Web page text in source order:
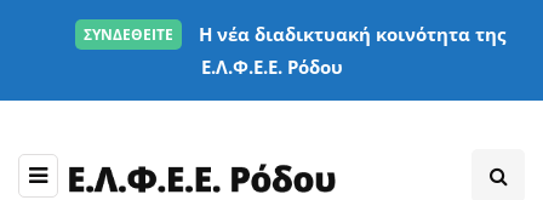
ΣΥΝΔΕΘΕΙΤΕ
Η νέα διαδικτυακή κοινότητα της
Ε.Λ.Φ.Ε.Ε. Ρόδου